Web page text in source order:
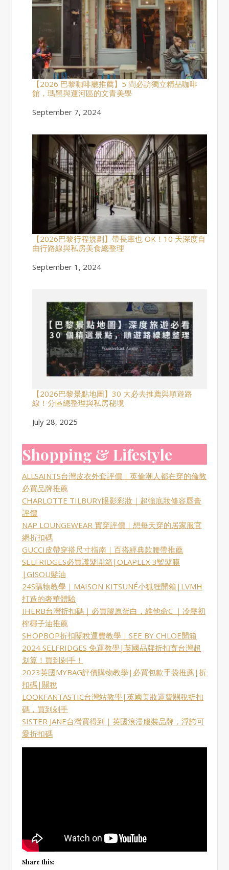
【2026 巴黎咖啡廳推薦】5 間必訪獨立精品咖啡
館，瑪黑與運河區的文青美學
Date
September 7, 2024
【2026巴黎行程規劃】帶長輩也 OK！10 天深度自
由行路線與私房美食總整理
Date
September 1, 2024
【2026巴黎景點地圖】30 大必去推薦與順遊路
線！分區總整理與私房秘境
Date
July 28, 2025
Shopping & Lifestyle
ALLSAINTS台灣皮衣外套評價｜英倫潮人都在穿的倫敦
必買品牌推薦
CHARLOTTE TILBURY眼影彩妝｜超強底妝修容唇膏
評價
NAP LOUNGEWEAR 實穿評價｜想每天穿的居家服官
網折扣碼
GUCCI皮帶穿搭尺寸指南｜百搭經典款腰帶推薦
SELFRIDGES必買護髮開箱|OLAPLEX 3號髮膜
|GISOU髮油
24S購物教學｜MAISON KITSUNÉ小狐狸開箱|LVMH
打造的奢華體驗
IHERB台灣折扣碼｜必買膠原蛋白，維他命C ｜冷壓初
榨椰子油推薦
SHOPBOP折扣關稅運費教學｜SEE BY CHLOE開箱
2024 SELFRIDGES 免運教學|英國品牌折扣寄台灣超
划算！買到剁手！
2023英國MYBAG評價購物教學|必買包款手袋推薦|折
扣碼|關稅
LOOKFANTASTIC台灣站教學|英國美妝運費關稅折扣
碼，買到剁手
SISTER JANE台灣買得到｜英國浪漫服裝品牌，浮誇可
愛折扣碼
Share this: